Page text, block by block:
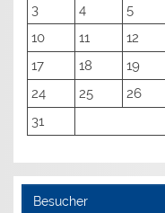
3
4 5
10
11 12
17
18 19
24
25 26
31
Besucher